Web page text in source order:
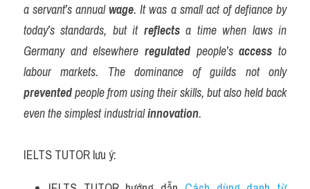
a servant’s annual wage. It was a small act of defiance by
today’s standards, but it reflects a time when laws in
Germany and elsewhere regulated people’s access to
labour markets. The dominance of guilds not only
prevented people from using their skills, but also held back
even the simplest industrial innovation.
IELTS TUTOR lưu ý: